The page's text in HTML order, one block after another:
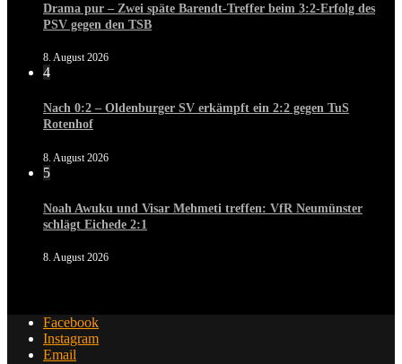
Drama pur – Zwei späte Barendt-Treffer beim 3:2-Erfolg des
PSV gegen den TSB
8. August 2026
4
Nach 0:2 – Oldenburger SV erkämpft ein 2:2 gegen TuS
Rotenhof
8. August 2026
5
Noah Awuku und Visar Mehmeti treffen: VfR Neumünster
schlägt Eichede 2:1
8. August 2026
Facebook
Instagram
Email